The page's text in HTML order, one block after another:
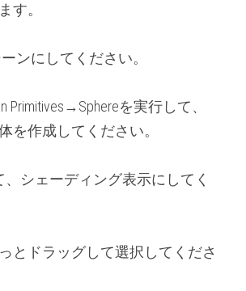
す。
ンにしてください。
Primitives→Sphereを実行して、
を作成してください。
、シェーディング表示にしてく
とドラッグして選択してくださ